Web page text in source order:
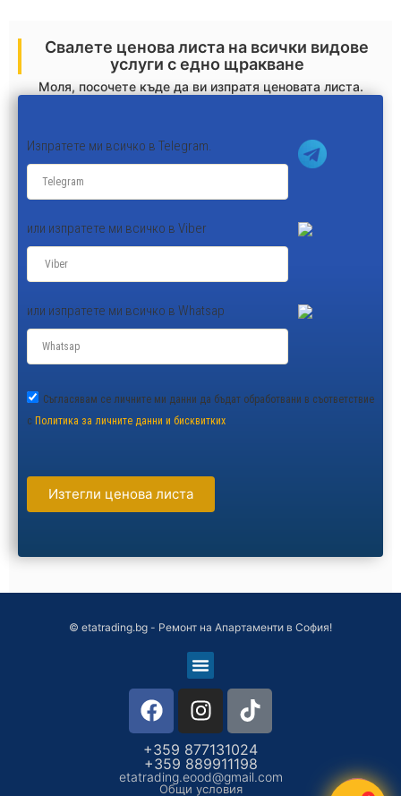
Свалете ценова листа на всички видове
услуги с едно щракване
Моля, посочете къде да ви изпратя ценовата листа.
Изпратете ми всичко в Telegram.
или изпратете ми всичко в Viber
или изпратете ми всичко в Whatsap
Съгласявам се личните ми данни да бъдат обработвани в съответствие
с Политика за личните данни и бисквитких
Изтегли ценова листа
© etatrading.bg - Ремонт на Апартаменти в София!
+359 877131024
+359 889911198
etatrading.eood@gmail.com
Общи условия